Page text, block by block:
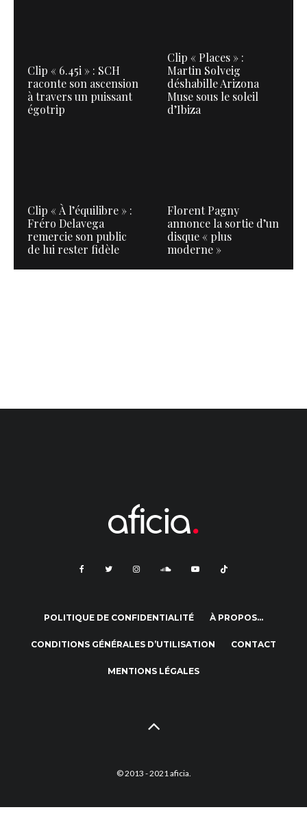
Clip « 6.45i » : SCH
raconte son ascension
à travers un puissant
égotrip
Clip « Places » :
Martin Solveig
déshabille Arizona
Muse sous le soleil
d’Ibiza
Clip « À l’équilibre » :
Fréro Delavega
remercie son public
de lui rester fidèle
Florent Pagny
annonce la sortie d’un
disque « plus
moderne »
POLITIQUE DE CONFIDENTIALITÉ À PROPOS…
CONDITIONS GÉNÉRALES D’UTILISATION CONTACT
MENTIONS LÉGALES
© 2013 - 2021 aficia.